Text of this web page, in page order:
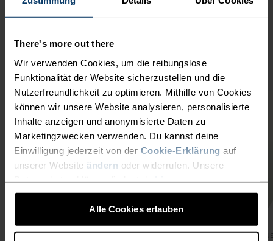
There's more out there
Wir verwenden Cookies, um die reibungslose
Funktionalität der Website sicherzustellen und die
Nutzerfreundlichkeit zu optimieren. Mithilfe von Cookies
können wir unsere Website analysieren, personalisierte
Inhalte anzeigen und anonymisierte Daten zu
Marketingzwecken verwenden. Du kannst deine
Einwilligung jederzeit von der Cookie-Erklärung auf
unserer Website ändern oder widerrufen. Unsere
Alle Cookies erlauben
Odlo Active Warm Base Layer